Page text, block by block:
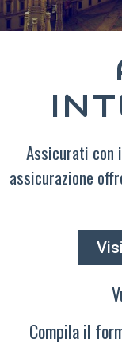
Assicurati con
assicurazione
Compila il